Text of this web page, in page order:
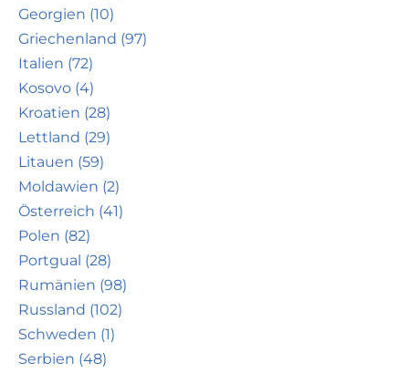
Georgien (10)
Griechenland (97)
Italien (72)
Kosovo (4)
Kroatien (28)
Lettland (29)
Litauen (59)
Moldawien (2)
Österreich (41)
Polen (82)
Portgual (28)
Rumänien (98)
Russland (102)
Schweden (1)
Serbien (48)